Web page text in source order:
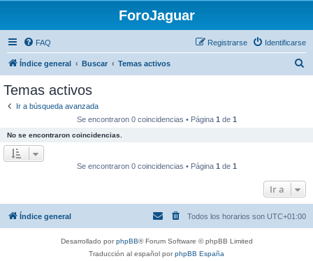
ForoJaguar
FAQ Identificarse
Registrarse
Índice general Buscar Temas activos
Temas activos
Ir a búsqueda avanzada
Se encontraron 0 coincidencias • Página 1 de 1
No se encontraron coincidencias.
Se encontraron 0 coincidencias • Página 1 de 1
Ir a
Índice general Todos los horarios son UTC+01:00
Desarrollado porphpBB® Forum Software © phpBB Limited
Traducción al español porphpBB España